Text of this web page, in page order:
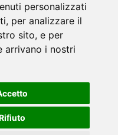
personalizzati
per analizzare il
sito, e per
arrivano i nostri
riservati. Powered by